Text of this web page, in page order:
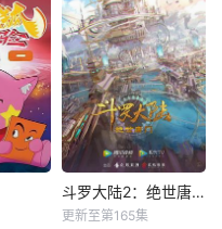
斗罗大陆2：绝世唐门
更新至第165集